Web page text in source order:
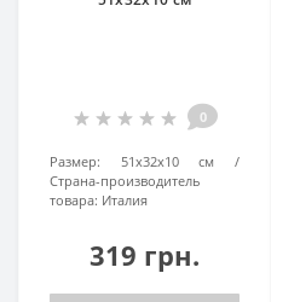
0
Размер:
51х32х10 см
Страна-производитель
товара: Италия
319 грн.